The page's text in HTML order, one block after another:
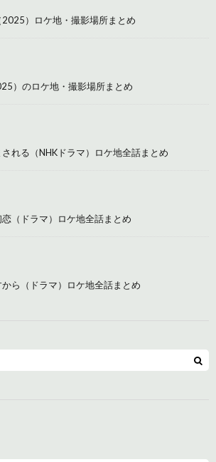
）ロケ地・撮影場所まとめ
）のロケ地・撮影場所まとめ
れる（NHKドラマ）ロケ地全話まとめ
（ドラマ）ロケ地全話まとめ
ら（ドラマ）ロケ地全話まとめ